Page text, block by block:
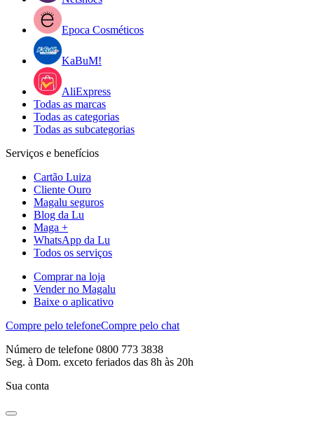
Epoca Cosméticos
KaBuM!
AliExpress
Todas as marcas
Todas as categorias
Todas as subcategorias
Serviços e benefícios
Cartão Luiza
Cliente Ouro
Magalu seguros
Blog da Lu
Maga +
WhatsApp da Lu
Todos os serviços
Comprar na loja
Vender no Magalu
Baixe o aplicativo
Compre pelo telefoneCompre pelo chat
Número de telefone 0800 773 3838
Seg. à Dom. exceto feriados das 8h às 20h
Sua conta